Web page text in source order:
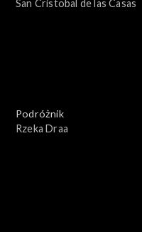
San Cristobal de las Casas
Podróżnik
Rzeka Draa